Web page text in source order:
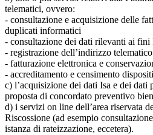
telematici, ovvero:
- consultazione e acquisizione delle
duplicati informatici
- consultazione dei dati rilevanti ai fini
- registrazione dell’indirizzo telematico
- fatturazione elettronica e
- accreditamento e censimento
c) l’acquisizione dei dati Isa e dei dati
proposta di concordato preventivo
d) i servizi on line dell’area riservata
Riscossione (ad esempio
istanza di rateizzazione, eccetera).